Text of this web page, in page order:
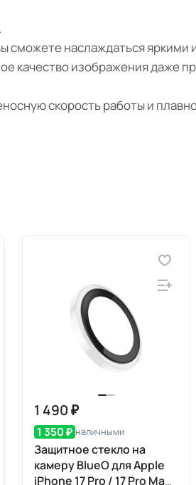
сможете наслаждаться
качество изображения даже
скорость работы и
1 490 ₽
1 350 ₽ наличными
Защитное стекло на
камеру BlueO для Apple
iPhone 17 Pro / 17 Pro Max,